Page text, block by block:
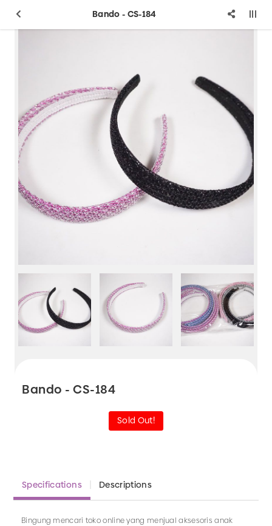
Bando - CS-184
Bando - CS-184
Sold Out!
Specifications Descriptions
Bingung mencari toko online yang menjual aksesoris anak